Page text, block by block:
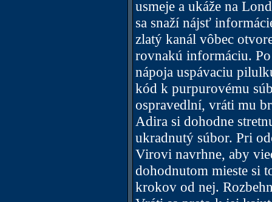
usmeje a ukáže na
sa snaží nájsť
zlatý kanál vôbec
rovnakú informáciu.
nápoja uspávaciu
kód k purpurovému
ospravedlní, vráti mu
Adira si dohodne
ukradnutý súbor. Pri
Virovi navrhne, aby
dohodnutom mieste si
krokov od nej.